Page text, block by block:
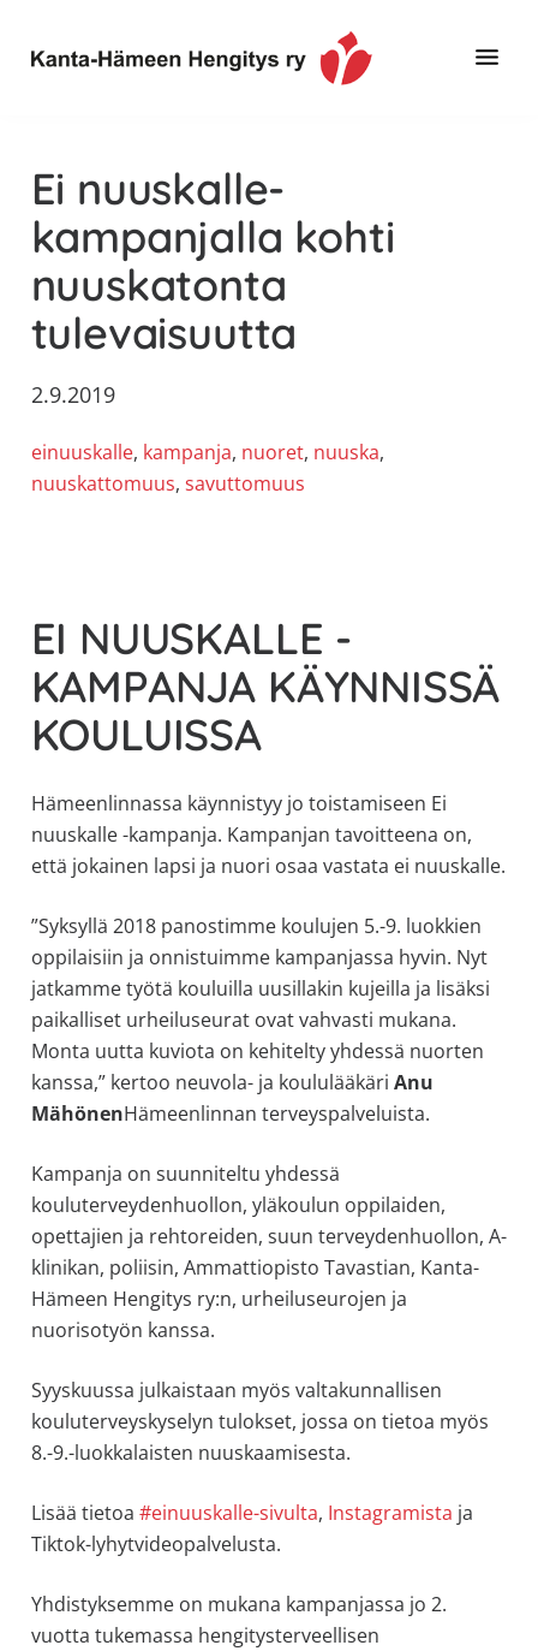
pääsisältöön
ensisijaiseen
alatunnisteeseen
Hämeen
Hengitys
ry
tietoa,
erityisesti
jos
sinua
koskettaa
astma,
muut
keuhkosairaudet,
huono
H
Hengitys
ry
Ei nuuskalle-
kampanjalla kohti
nuuskatonta
tulevaisuutta
2.9.2019
einuuskalle, kampanja, nuoret, nuuska
nuuskattomuus, savuttomuus
EI NUUSKALLE -
KAMPANJA KÄYNNISSÄ
KOULUISSA
Hämeenlinnassa käynnistyy jo toistamiseen Ei
nuuskalle -kampanja. Kampanjan tavoitteena on,
että jokainen lapsi ja nuori osaa vastata ei nuuskalle.
”Syksyllä 2018 panostimme koulujen 5.-9. luokkien
oppilaisiin ja onnistuimme kampanjassa hyvin. Nyt
jatkamme työtä kouluilla uusillakin kujeilla ja lisäksi
paikalliset urheiluseurat ovat vahvasti mukana.
Monta uutta kuviota on kehitelty yhdessä nuorten
kanssa,” kertoo neuvola- ja koululääkäri Anu
MähönenHämeenlinnan terveyspalveluista.
Kampanja on suunniteltu yhdessä
kouluterveydenhuollon, yläkoulun oppilaiden,
opettajien ja rehtoreiden, suun terveydenhuollon, A-
klinikan, poliisin, Ammattiopisto Tavastian, Kanta-
Hämeen Hengitys ry:n, urheiluseurojen ja
nuorisotyön kanssa.
Syyskuussa julkaistaan myös valtakunnallisen
kouluterveyskyselyn tulokset, jossa on tietoa myös
8.-9.-luokkalaisten nuuskaamisesta.
Lisää tietoa #einuuskalle-sivulta, Instagramista ja
Tiktok-lyhytvideopalvelusta.
Yhdistyksemme on mukana kampanjassa jo 2.
vuotta tukemassa hengitysterveellisen